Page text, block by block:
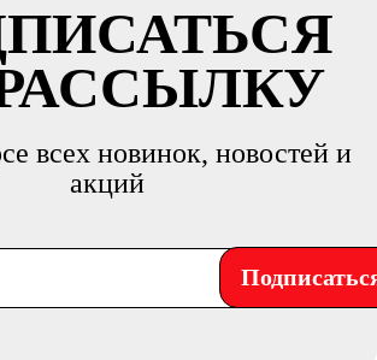
всех новинок, новостей и
акций